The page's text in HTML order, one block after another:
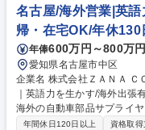
部門/リテールサービス部門/
調達・需給部門/事業戦略部門/管理間接部門 募
事務総合職】オープンポジ
名古屋/海外営業|英
帰・在宅OK/年休
年俸600万円～800万円
愛知県名古屋市中区
企業名 株式会社ＺＡＮＡ ＣＯＲＰＯＲＡ
｜英語力を生かす/海外出張有/直
海外の自動車部品サプライ
産業に対し、製品を活用し
年間休日120日以上 資格取得